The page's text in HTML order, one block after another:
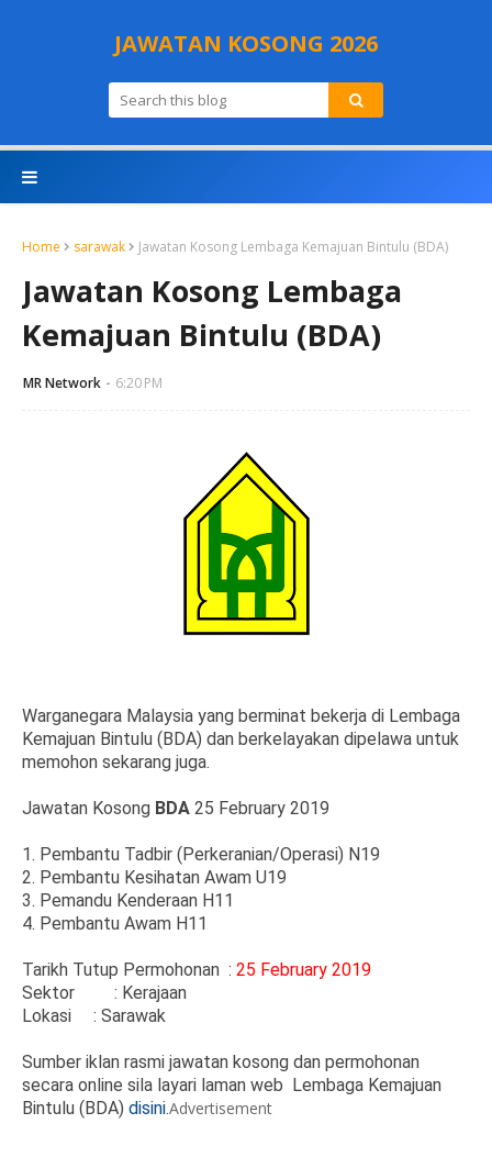
JAWATAN KOSONG 2026
Home sarawak Jawatan Kosong Lembaga Kemajuan Bintulu (BDA)
Jawatan Kosong Lembaga
Kemajuan Bintulu (BDA)
MR Network 6:20 PM
Warganegara Malaysia yang berminat bekerja di Lembaga
Kemajuan Bintulu (BDA) dan berkelayakan dipelawa untuk
memohon sekarang juga.
Jawatan Kosong BDA 25 February 2019
1. Pembantu Tadbir (Perkeranian/Operasi) N19
2. Pembantu Kesihatan Awam U19
3. Pemandu Kenderaan H11
4. Pembantu Awam H11
Tarikh Tutup Permohonan : 25 February 2019
Sektor
: Kerajaan
Lokasi
: Sarawak
Sumber iklan rasmi jawatan kosong dan permohonan
secara online sila layari laman web Lembaga Kemajuan
Bintulu (BDA) disini.Advertisement